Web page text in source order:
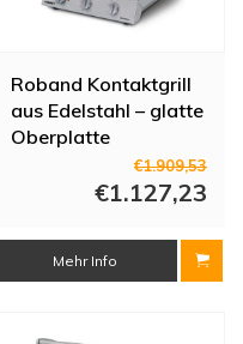
Roband Kontaktgrill
aus Edelstahl – glatte
Oberplatte
€1.909,53
€1.127,23
Mehr Info